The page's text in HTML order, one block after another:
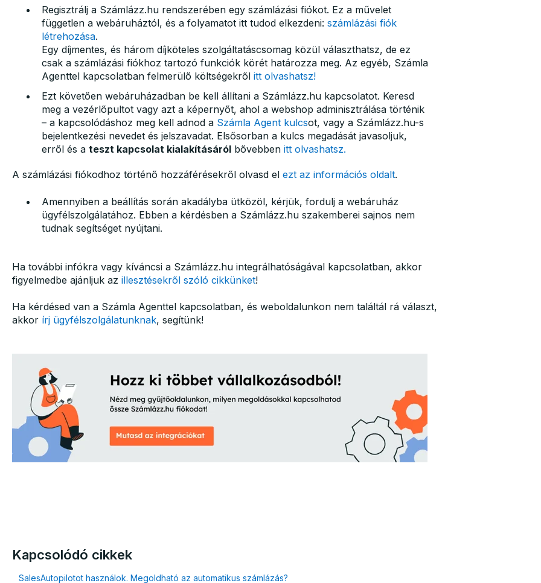
Regisztrálj a Számlázz.hu rendszerében egy számlázási fiókot. Ez a művelet
független a webáruháztól, és a folyamatot itt tudod elkezdeni: számlázási fiók
létrehozása.
Egy díjmentes, és három díjköteles szolgáltatáscsomag közül választhatsz, de ez
csak a számlázási fiókhoz tartozó funkciók körét határozza meg. Az egyéb, Számla
Agenttel kapcsolatban felmerülő költségekről itt olvashatsz!
Ezt követően webáruházadban be kell állítani a Számlázz.hu kapcsolatot. Keresd
meg a vezérlőpultot vagy azt a képernyőt, ahol a webshop adminisztrálása történik
– a kapcsolódáshoz meg kell adnod a Számla Agent kulcsot, vagy a Számlázz.hu-s
bejelentkezési nevedet és jelszavadat. Elsősorban a kulcs megadását javasoljuk,
erről és a teszt kapcsolat kialakításárólbővebben itt olvashatsz.
A számlázási fiókodhoz történő hozzáférésekről olvasd el ezt az információs oldalt.
Amennyiben a beállítás során akadályba ütközöl, kérjük, fordulj a webáruház
ügyfélszolgálatához. Ebben a kérdésben a Számlázz.hu szakemberei sajnos nem
tudnak segítséget nyújtani.
Ha további infókra vagy kíváncsi a Számlázz.hu integrálhatóságával kapcsolatban, akkor
figyelmedbe ajánljuk az illesztésekről szóló cikkünket!
Ha kérdésed van a Számla Agenttel kapcsolatban, és weboldalunkon nem találtál rá választ,
akkor írj ügyfélszolgálatunknak, segítünk!
Kapcsolódó cikkek
SalesAutopilotot használok. Megoldható az automatikus számlázás?